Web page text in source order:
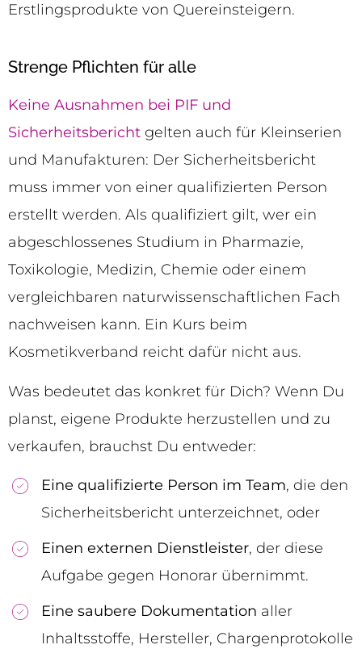
Erstlingsprodukte von Quereinsteigern.
Strenge Pflichten für alle
Keine Ausnahmen bei PIF und
Sicherheitsbericht gelten auch für Kleinserien
und Manufakturen: Der Sicherheitsbericht
muss immer von einer qualifizierten Person
erstellt werden. Als qualifiziert gilt, wer ein
abgeschlossenes Studium in Pharmazie,
Toxikologie, Medizin, Chemie oder einem
vergleichbaren naturwissenschaftlichen Fach
nachweisen kann. Ein Kurs beim
Kosmetikverband reicht dafür nicht aus.
Was bedeutet das konkret für Dich? Wenn Du
planst, eigene Produkte herzustellen und zu
verkaufen, brauchst Du entweder:
Eine qualifizierte Person im Team, die den
Sicherheitsbericht unterzeichnet, oder
Einen externen Dienstleister, der diese
Aufgabe gegen Honorar übernimmt.
Eine saubere Dokumentation aller
Inhaltsstoffe, Hersteller, Chargenprotokolle